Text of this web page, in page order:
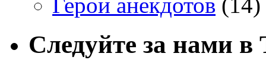
Следуйте за нами